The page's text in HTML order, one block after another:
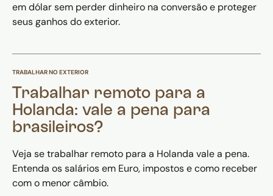
em dólar sem perder dinheiro na conversão e proteger
seus ganhos do exterior.
TRABALHAR NO EXTERIOR
Trabalhar remoto para a
Holanda: vale a pena para
brasileiros?
Veja se trabalhar remoto para a Holanda vale a pena.
Entenda os salários em Euro, impostos e como receber
com o menor câmbio.